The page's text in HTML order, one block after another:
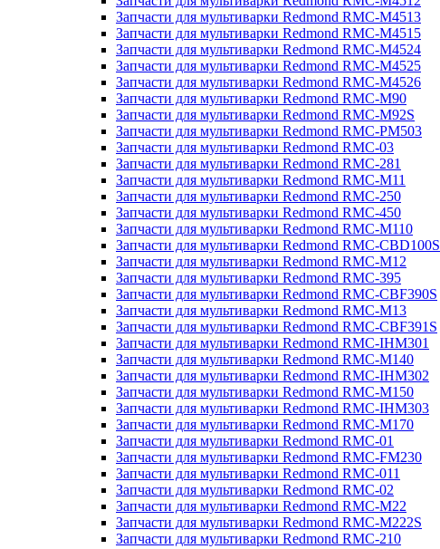
Запчасти для мультиварки Redmond RMC-M4513
Запчасти для мультиварки Redmond RMC-M4515
Запчасти для мультиварки Redmond RMC-M4524
Запчасти для мультиварки Redmond RMC-M4525
Запчасти для мультиварки Redmond RMC-M4526
Запчасти для мультиварки Redmond RMC-M90
Запчасти для мультиварки Redmond RMC-M92S
Запчасти для мультиварки Redmond RMC-PM503
Запчасти для мультиварки Redmond RMC-03
Запчасти для мультиварки Redmond RMC-281
Запчасти для мультиварки Redmond RMC-M11
Запчасти для мультиварки Redmond RMC-250
Запчасти для мультиварки Redmond RMC-450
Запчасти для мультиварки Redmond RMC-M110
Запчасти для мультиварки Redmond RMC-CBD100S
Запчасти для мультиварки Redmond RMC-M12
Запчасти для мультиварки Redmond RMC-395
Запчасти для мультиварки Redmond RMC-CBF390S
Запчасти для мультиварки Redmond RMC-M13
Запчасти для мультиварки Redmond RMC-CBF391S
Запчасти для мультиварки Redmond RMC-IHM301
Запчасти для мультиварки Redmond RMC-M140
Запчасти для мультиварки Redmond RMC-IHM302
Запчасти для мультиварки Redmond RMC-M150
Запчасти для мультиварки Redmond RMC-IHM303
Запчасти для мультиварки Redmond RMC-M170
Запчасти для мультиварки Redmond RMC-01
Запчасти для мультиварки Redmond RMC-FM230
Запчасти для мультиварки Redmond RMC-011
Запчасти для мультиварки Redmond RMC-02
Запчасти для мультиварки Redmond RMC-M22
Запчасти для мультиварки Redmond RMC-M222S
Запчасти для мультиварки Redmond RMC-210